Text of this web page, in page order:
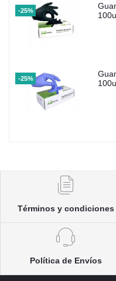
-25%
-25%
Términos y condiciones
Política de Envíos